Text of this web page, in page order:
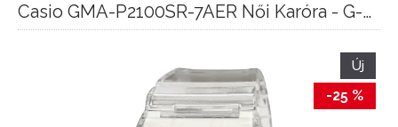
Casio GMA-P2100SR-7AER Női Karóra - G-Shock Women
Új
-25 %